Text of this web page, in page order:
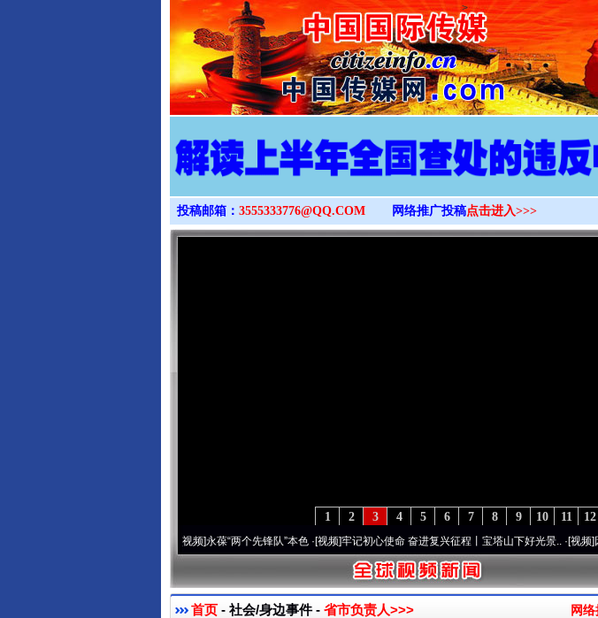
>
投稿邮箱： 3555333776@QQ.COM 网络推广投稿点击进入>>>
12
11
10
9
8
7
6
5
4
3
2
1
永葆“两个先锋队”本色·[视频]牢记初心使命 奋进复兴征程丨宝塔山下好光景..·[视频]因党而
首页 - 社会/身边事件 - 省市负责人>>> 网